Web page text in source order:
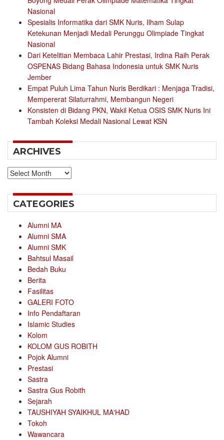
Nasional
Spesialis Informatika dari SMK Nuris, Ilham Sulap
Ketekunan Menjadi Medali Perunggu Olimpiade Tingkat
Nasional
Dari Ketelitian Membaca Lahir Prestasi, Irdina Raih Perak
OSPENAS Bidang Bahasa Indonesia untuk SMK Nuris
Jember
Empat Puluh Lima Tahun Nuris Berdikari : Menjaga Tradisi,
Mempererat Silaturrahmi, Membangun Negeri
Konsisten di Bidang PKN, Wakil Ketua OSIS SMK Nuris Ini
Tambah Koleksi Medali Nasional Lewat KSN
ARCHIVES
Archives
CATEGORIES
Alumni MA
Alumni SMA
Alumni SMK
Bahtsul Masail
Bedah Buku
Berita
Fasilitas
GALERI FOTO
Info Pendaftaran
Islamic Studies
Kolom
KOLOM GUS ROBITH
Pojok Alumni
Prestasi
Sastra
Sastra Gus Robith
Sejarah
TAUSHIYAH SYAIKHUL MA'HAD
Tokoh
Wawancara